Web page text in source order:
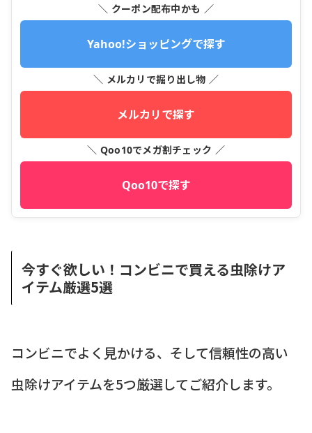
＼ クーポン配布中かも ／
Yahoo!ショッピングで探す
＼ メルカリで掘り出し物 ／
メルカリで探す
＼ Qoo10でメガ割チェック ／
Qoo10で探す
今すぐ欲しい！コンビニで買える虫除けア
イテム厳選5選
コンビニでよく見かける、そして信頼性の高い
虫除けアイテムを5つ厳選してご紹介します。